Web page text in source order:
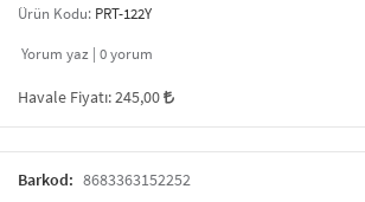
ODA KOKUSU VE MUM
Ürün Kodu: PRT-122Y
Yorum yaz | 0yorum
Havale Fiyatı:245,00
Barkod: 8683363152252